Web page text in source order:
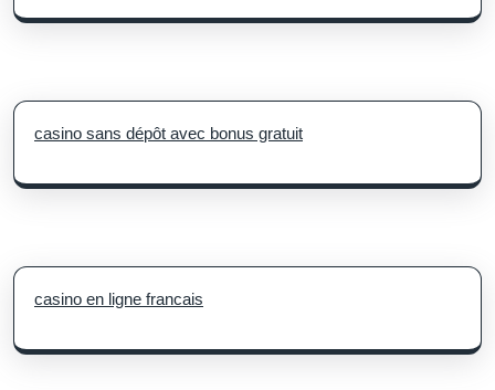
casino sans dépôt avec bonus gratuit
casino en ligne francais